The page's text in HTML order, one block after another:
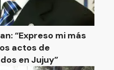
“Expreso mi más
actos de
en Jujuy”